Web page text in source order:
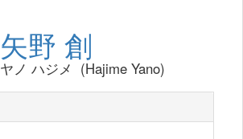
矢野 創
ヤノ ハジメ (Hajime Yano)